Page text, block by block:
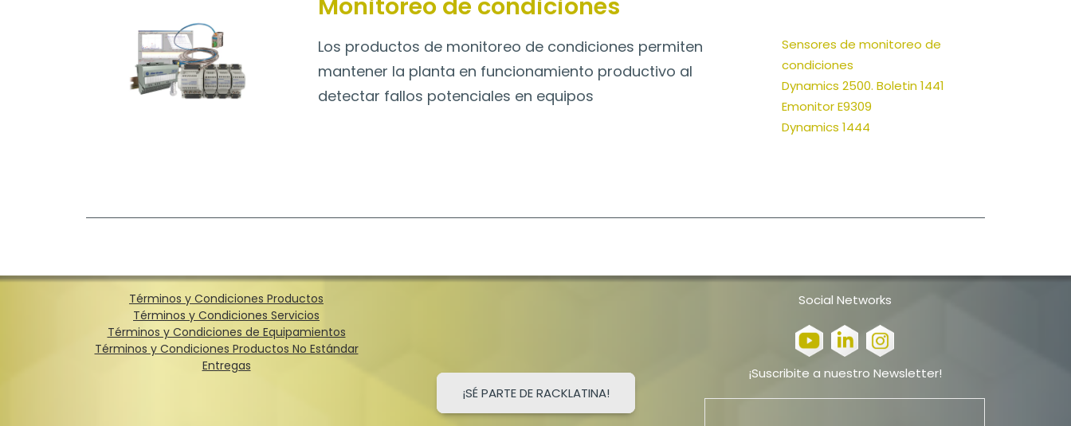
Monitoreo de condiciones
Los productos de monitoreo de condiciones permiten
mantener la planta en funcionamiento productivo al
detectar fallos potenciales en equipos
Sensores de monitoreo de
condiciones
Dynamics 2500. Boletin 1441
Emonitor E9309
Dynamics 1444
Términos y Condiciones Productos
Términos y Condiciones Servicios
Términos y Condiciones de Equipamientos
Términos y Condiciones Productos No Estándar
Entregas
¡SÉ PARTE DE RACKLATINA!
Social Networks
¡Suscribite a nuestro Newsletter!